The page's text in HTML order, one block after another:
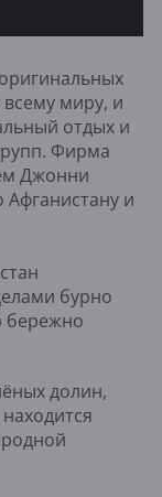
миру, и
отдых и
Фирма
Джонни
и
бурно
бережно
долин,